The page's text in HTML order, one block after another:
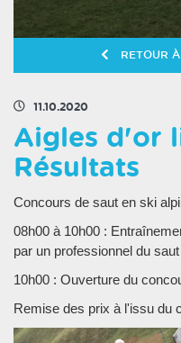
RETOUR
11.10.2020
Aigles d'or
Résultats
Concours de saut en ski
08h00 à 10h00 :
par un professionnel du
10h00 : Ouverture du
Remise des prix à l'issu du